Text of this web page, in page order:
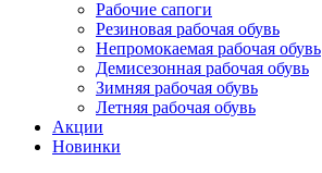
Рабочие сапоги
Резиновая рабочая обувь
Непромокаемая рабочая обувь
Демисезонная рабочая обувь
Зимняя рабочая обувь
Летняя рабочая обувь
Акции
Новинки